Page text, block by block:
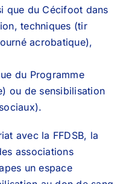
que du Cécifoot dans
techniques (tir
acrobatique),
du Programme
ou de sensibilisation
avec la FFDSB, la
associations
un espace